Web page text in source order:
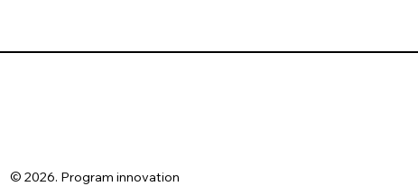
© 2026. Program innovation